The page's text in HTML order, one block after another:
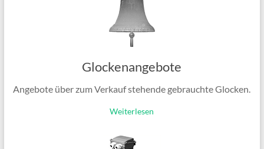
Glockenangebote
Angebote über zum Verkauf stehende gebrauchte Glocken.
Weiterlesen